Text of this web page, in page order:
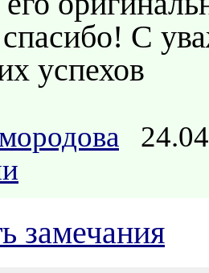
С
успехов
замечания